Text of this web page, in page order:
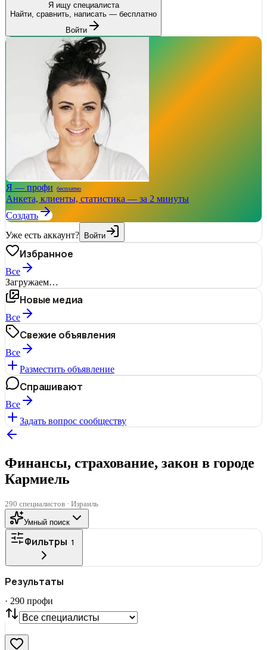
Я ищу специалиста
Найти, сравнить, написать — бесплатно
Войти
Я — профи бесплатно
Анкета, клиенты, статистика — за 2 минуты
Создать
Уже есть аккаунт? Войти
Избранное
Все
Загружаем…
Новые медиа
Все
Свежие объявления
Все
Разместить объявление
Спрашивают
Все
Задать вопрос сообществу
Финансы, страхование, закон в городе
Кармиель
290 специалистов · Израиль
Умный поиск
Фильтры 1
Все
СТАТУС
VIP С фото
Нашли
Сбросить
Результаты
· 290 профи